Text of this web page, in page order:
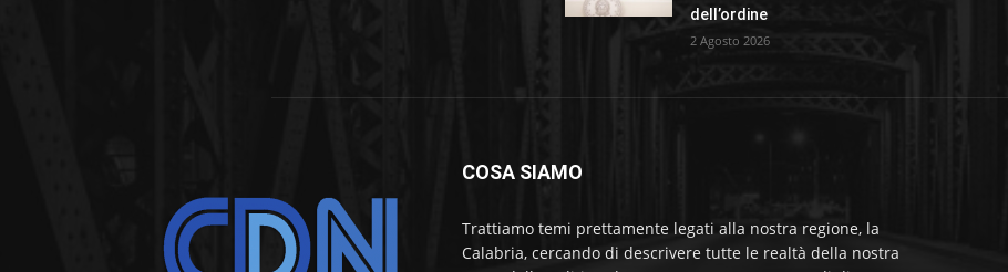
dell’ordine
2 Agosto 2026
COSA SIAMO
Trattiamo temi prettamente legati alla nostra regione, la
Calabria, cercando di descrivere tutte le realtà della nostra